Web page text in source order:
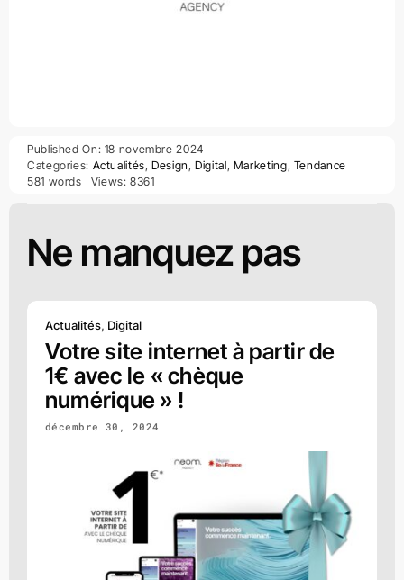
Published On: 18 novembre 2024
Categories: Actualités ,Design ,Digital Marketing Tendance
581 words
Views: 8361
Ne manquez pas
Actualités, Digital
Votre site internet à partir de
1€ avec le « chèque
numérique » !
décembre 30, 2024